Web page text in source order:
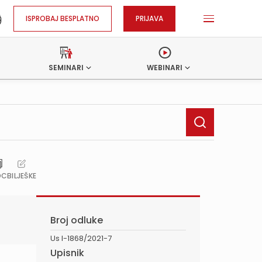
ISPROBAJ BESPLATNO PRIJAVA
SEMINARI WEBINARI
BILJEŠKE
Broj odluke
Us I-1868/2021-7
Upisnik